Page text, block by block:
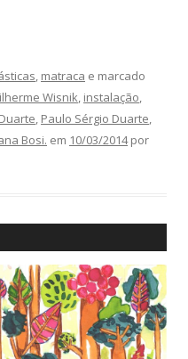
matraca e marcado
Wisnik instalação
Paulo Sérgio Duarte
Bosi. em 10/03/2014por